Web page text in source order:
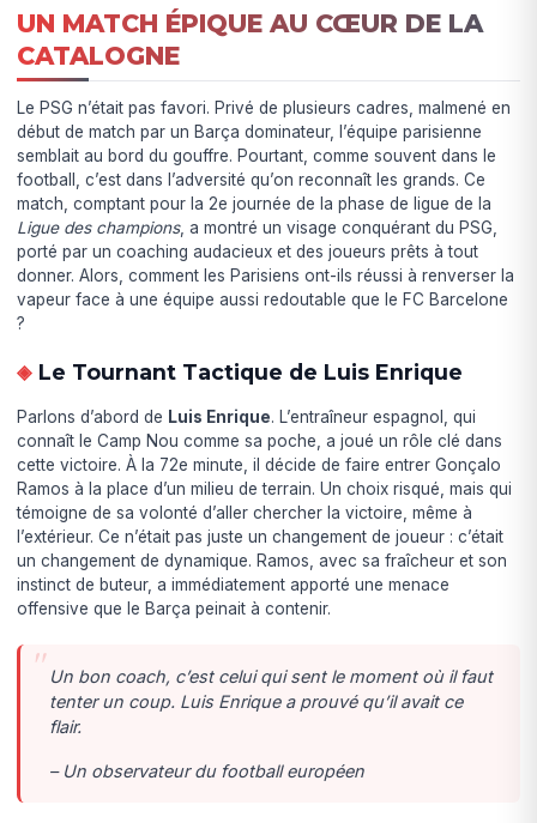
UN MATCH ÉPIQUE AU CŒUR DE LA
CATALOGNE
Le PSG n’était pas favori. Privé de plusieurs cadres, malmené en
début de match par un Barça dominateur, l’équipe parisienne
semblait au bord du gouffre. Pourtant, comme souvent dans le
football, c’est dans l’adversité qu’on reconnaît les grands. Ce
match, comptant pour la 2e journée de la phase de ligue de la
Ligue des champions, a montré un visage conquérant du PSG,
porté par un coaching audacieux et des joueurs prêts à tout
donner. Alors, comment les Parisiens ont-ils réussi à renverser la
vapeur face à une équipe aussi redoutable que le FC Barcelone
?
Le Tournant Tactique de Luis Enrique
Parlons d’abord de Luis Enrique. L’entraîneur espagnol, qui
connaît le Camp Nou comme sa poche, a joué un rôle clé dans
cette victoire. À la 72e minute, il décide de faire entrer Gonçalo
Ramos à la place d’un milieu de terrain. Un choix risqué, mais qui
témoigne de sa volonté d’aller chercher la victoire, même à
l’extérieur. Ce n’était pas juste un changement de joueur : c’était
un changement de dynamique. Ramos, avec sa fraîcheur et son
instinct de buteur, a immédiatement apporté une menace
offensive que le Barça peinait à contenir.
Un bon coach, c’est celui qui sent le moment où il faut
tenter un coup. Luis Enrique a prouvé qu’il avait ce
flair.
– Un observateur du football européen